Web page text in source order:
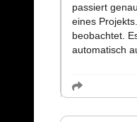
passiert
eines
beobachtet.
automatisch